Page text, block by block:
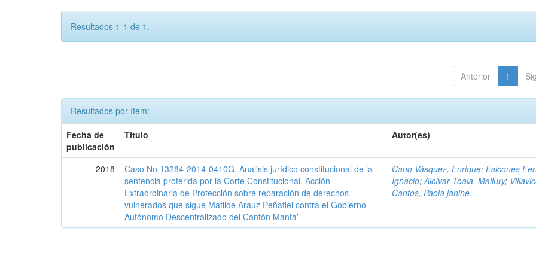
Resultados 1-1 de 1.
Anterior 1
Resultados por ítem:
Fecha de
publicación
Título Autor(es)
2018
Caso No 13284-2014-0410G, Análisis jurídico constitucional de la
sentencia proferida por la Corte Constitucional, Acción
Extraordinaria de Protección sobre reparación de derechos
vulnerados que sigue Matilde Arauz Peñafiel contra el Gobierno
Autónomo Descentralizado del Cantón Manta”
Cano Vásquez, Enrique;Falcones
Ignacio;Alcívar Toala, Mallury;
Cantos, Paola janine.